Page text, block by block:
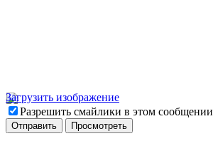
Загрузить изображение
Разрешить смайлики в этом сообщении